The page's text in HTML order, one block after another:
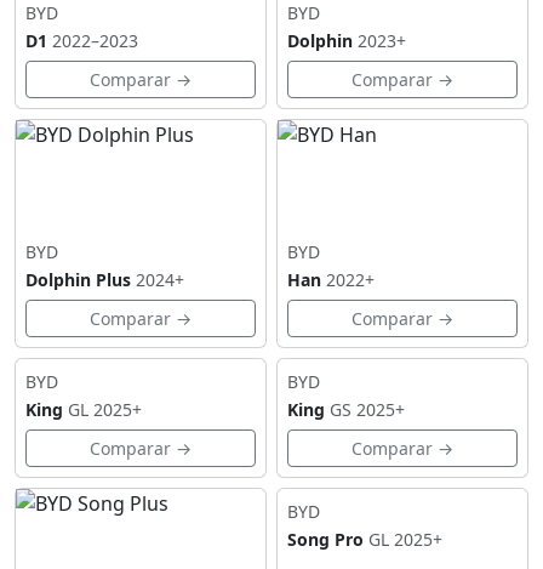
BYD
D1 2022–2023
Comparar →
BYD
Dolphin 2023+
Comparar →
BYD
Dolphin Plus 2024+
Comparar →
BYD
Han 2022+
Comparar →
BYD
King GL 2025+
Comparar →
BYD
King GS 2025+
Comparar →
BYD
Song Pro GL 2025+